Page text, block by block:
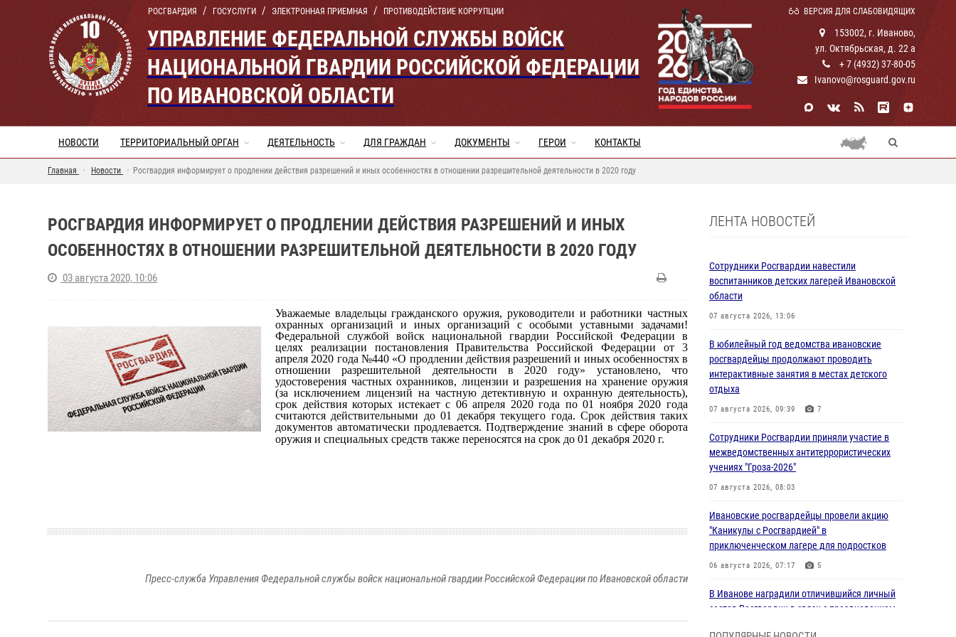
РОСГВАРДИЯ ГОСУСЛУГИ ЭЛЕКТРОННАЯ ПРИЕМНАЯ ПРОТИВОДЕЙСТВИЕ КОРРУПЦИИ ВЕРСИЯ ДЛЯ СЛАБОВИДЯЩИХ
УПРАВЛЕНИЕ ФЕДЕРАЛЬНОЙ СЛУЖБЫ ВОЙСК
НАЦИОНАЛЬНОЙ ГВАРДИИ РОССИЙСКОЙ ФЕДЕРАЦИИ
ПО ИВАНОВСКОЙ ОБЛАСТИ
153002, г. Иваново,
ул. Октябрьская, д. 22 а
+ 7 (4932) 37-80-05
Ivanovo@rosguard.gov.ru
НОВОСТИ ТЕРРИТОРИАЛЬНЫЙ ОРГАН ДЕЯТЕЛЬНОСТЬ ДЛЯ ГРАЖДАН ДОКУМЕНТЫ ГЕРОИ КОНТАКТЫ
Главная Новости Росгвардия информирует о продлении действия разрешений и иных особенностях в отношении разрешительной деятельности в 2020 году
РОСГВАРДИЯ ИНФОРМИРУЕТ О ПРОДЛЕНИИ ДЕЙСТВИЯ РАЗРЕШЕНИЙ И ИНЫХ
ОСОБЕННОСТЯХ В ОТНОШЕНИИ РАЗРЕШИТЕЛЬНОЙ ДЕЯТЕЛЬНОСТИ В 2020 ГОДУ
03 августа 2020, 10:06
Уважаемые владельцы гражданского оружия, руководители и работники частных
охранных организаций и иных организаций с особыми уставными задачами!
Федеральной службой войск национальной гвардии Российской Федерации в
целях реализации постановления Правительства Российской Федерации от 3
апреля 2020 года №440 «О продлении действия разрешений и иных особенностях в
отношении разрешительной деятельности в 2020 году» установлено, что
удостоверения частных охранников, лицензии и разрешения на хранение оружия
(за исключением лицензий на частную детективную и охранную деятельность),
срок действия которых истекает с 06 апреля 2020 года по 01 ноября 2020 года
считаются действительными до 01 декабря текущего года. Срок действия таких
документов автоматически продлевается. Подтверждение знаний в сфере оборота
оружия и специальных средств также переносятся на срок до 01 декабря 2020 г.
Пресс-служба Управления Федеральной службы войск национальной гвардии Российской Федерации по Ивановской области
ЛЕНТА НОВОСТЕЙ
Сотрудники Росгвардии навестили
воспитанников детских лагерей Ивановской
области
07 августа 2026, 13:06
В юбилейный год ведомства ивановские
росгвардейцы продолжают проводить
интерактивные занятия в местах детского
отдыха
07 августа 2026, 09:39 7
Сотрудники Росгвардии приняли участие в
межведомственных антитеррористических
учениях "Гроза-2026"
07 августа 2026, 08:03
Ивановские росгвардейцы провели акцию
"Каникулы с Росгвардией" в
приключенческом лагере для подростков
06 августа 2026, 07:17 5
В Иванове наградили отличившийся личный
состав Росгвардии в связи с празднованием